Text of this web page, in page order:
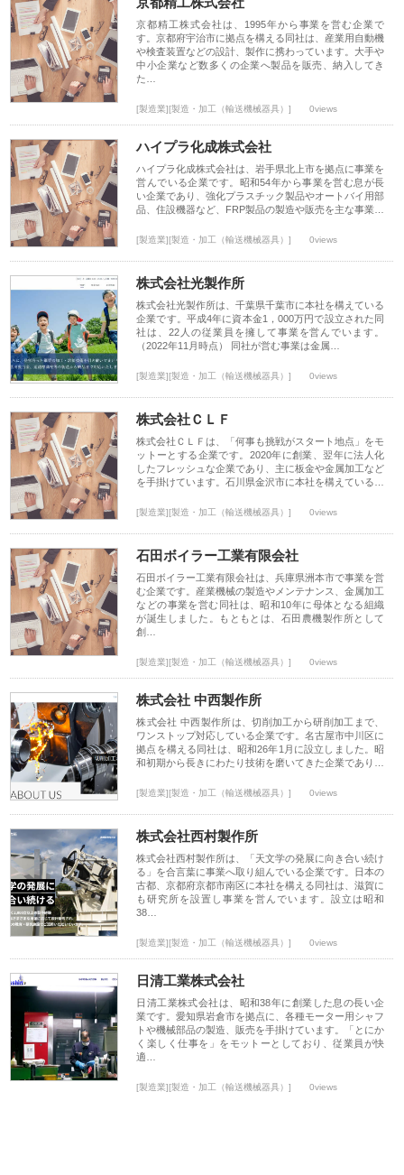
京都精工株式会社は、1995年から事業を営む企業で
す。京都府宇治市に拠点を構える同社は、産業用自動機
や検査装置などの設計、製作に携わっています。大手や
中小企業など数多くの企業へ製品を販売、納入してき
た…
[製造業][製造・加工（輸送機械器具）] 0views
ハイプラ化成株式会社
ハイプラ化成株式会社は、岩手県北上市を拠点に事業を
営んでいる企業です。昭和54年から事業を営む息が長
い企業であり、強化プラスチック製品やオートバイ用部
品、住設機器など、FRP製品の製造や販売を主な事業…
[製造業][製造・加工（輸送機械器具）] 0views
株式会社光製作所
株式会社光製作所は、千葉県千葉市に本社を構えている
企業です。平成4年に資本金1，000万円で設立された同
社は、22人の従業員を擁して事業を営んでいます。
（2022年11月時点） 同社が営む事業は金属…
[製造業][製造・加工（輸送機械器具）] 0views
株式会社ＣＬＦ
株式会社ＣＬＦは、「何事も挑戦がスタート地点」をモ
ットーとする企業です。2020年に創業、翌年に法人化
したフレッシュな企業であり、主に板金や金属加工など
を手掛けています。石川県金沢市に本社を構えている…
[製造業][製造・加工（輸送機械器具）] 0views
石田ボイラー工業有限会社
石田ボイラー工業有限会社は、兵庫県洲本市で事業を営
む企業です。産業機械の製造やメンテナンス、金属加工
などの事業を営む同社は、昭和10年に母体となる組織
が誕生しました。もともとは、石田農機製作所として
創…
[製造業][製造・加工（輸送機械器具）] 0views
株式会社 中西製作所
株式会社 中西製作所は、切削加工から研削加工まで、
ワンストップ対応している企業です。名古屋市中川区に
拠点を構える同社は、昭和26年1月に設立しました。昭
和初期から長きにわたり技術を磨いてきた企業であり…
[製造業][製造・加工（輸送機械器具）] 0views
株式会社西村製作所
株式会社西村製作所は、「天文学の発展に向き合い続け
る」を合言葉に事業へ取り組んでいる企業です。日本の
古都、京都府京都市南区に本社を構える同社は、滋賀に
も研究所を設置し事業を営んでいます。設立は昭和
38…
[製造業][製造・加工（輸送機械器具）] 0views
日清工業株式会社
日清工業株式会社は、昭和38年に創業した息の長い企
業です。愛知県岩倉市を拠点に、各種モーター用シャフ
トや機械部品の製造、販売を手掛けています。「とにか
く楽しく仕事を」をモットーとしており、従業員が快
適…
[製造業][製造・加工（輸送機械器具）] 0views